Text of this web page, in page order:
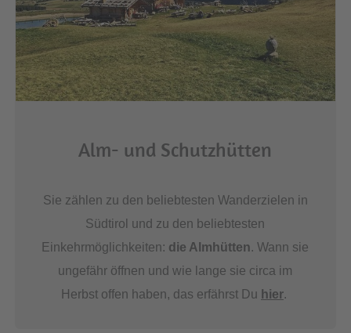
Alm- und Schutzhütten
Sie zählen zu den beliebtesten Wanderzielen in
Südtirol und zu den beliebtesten
Einkehrmöglichkeiten: die Almhütten. Wann sie
ungefähr öffnen und wie lange sie circa im
Herbst offen haben, das erfährst Du hier.